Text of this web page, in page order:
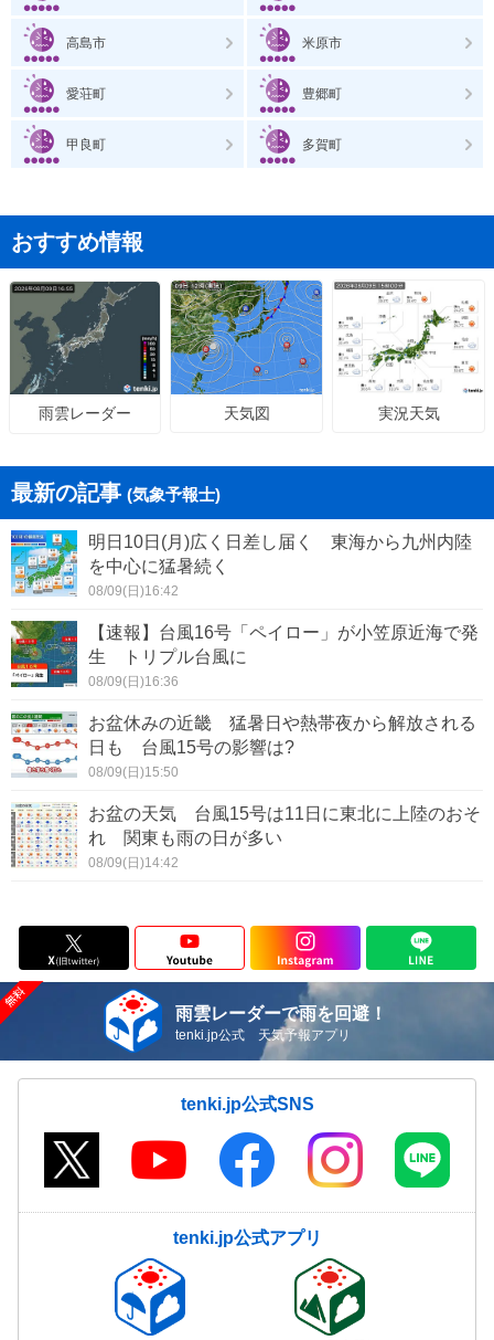
高島市 米原市
愛荘町 豊郷町
甲良町 多賀町
おすすめ情報
雨雲レーダー 天気図 実況天気
最新の記事 (気象予報士)
明日10日(月)広く日差し届く 東海から九州内陸
を中心に猛暑続く
08/09(日)16:42
【速報】台風16号「ペイロー」が小笠原近海で発
生 トリプル台風に
08/09(日)16:36
お盆休みの近畿 猛暑日や熱帯夜から解放される
日も 台風15号の影響は?
08/09(日)15:50
お盆の天気 台風15号は11日に東北に上陸のおそ
れ 関東も雨の日が多い
08/09(日)14:42
雨雲レーダーで雨を回避！
tenki.jp公式 天気予報アプリ
tenki.jp公式SNS
tenki.jp公式アプリ